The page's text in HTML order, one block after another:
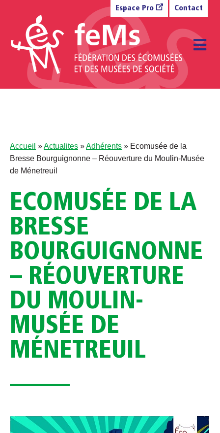
Espace Pro Contact
Accueil »Actualites »Adhérents » Ecomusée de la
Bresse Bourguignonne – Réouverture du Moulin-Musée
de Ménetreuil
ECOMUSÉE DE LA
BRESSE
BOURGUIGNONNE
– RÉOUVERTURE
DU MOULIN-
MUSÉE DE
MÉNETREUIL